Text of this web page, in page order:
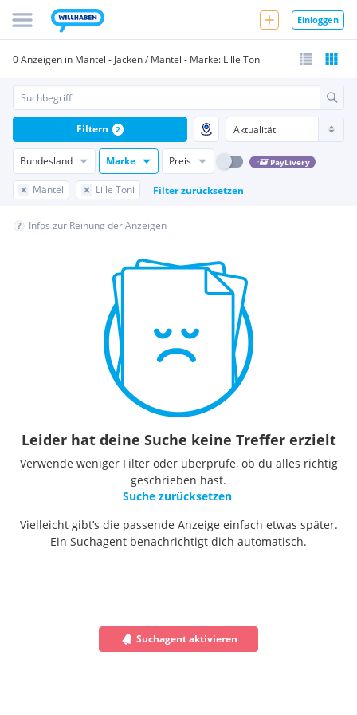
Einloggen
0 Anzeigen in Mäntel - Jacken / Mäntel - Marke: Lille Toni
Bundesland Marke Preis PayLivery
Mäntel Lille Toni Filter zurücksetzen
Filtern 2
Infos zur Reihung der Anzeigen
Leider hat deine Suche keine Treffer erzielt
Verwende weniger Filter oder überprüfe, ob du alles richtig
geschrieben hast.
Suche zurücksetzen
Vielleicht gibt’s die passende Anzeige einfach etwas später.
Ein Suchagent benachrichtigt dich automatisch.
Suchagent aktivieren